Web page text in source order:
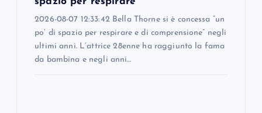
2026-08-07 12:33:42 Bella Thorne si è concessa “un
po’ di spazio per respirare e di comprensione” negli
ultimi anni. L’attrice 28enne ha raggiunto la fama
da bambina e negli anni…